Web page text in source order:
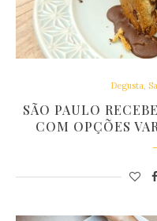
Degusta,
SÃO PAULO
COM OPÇÕES